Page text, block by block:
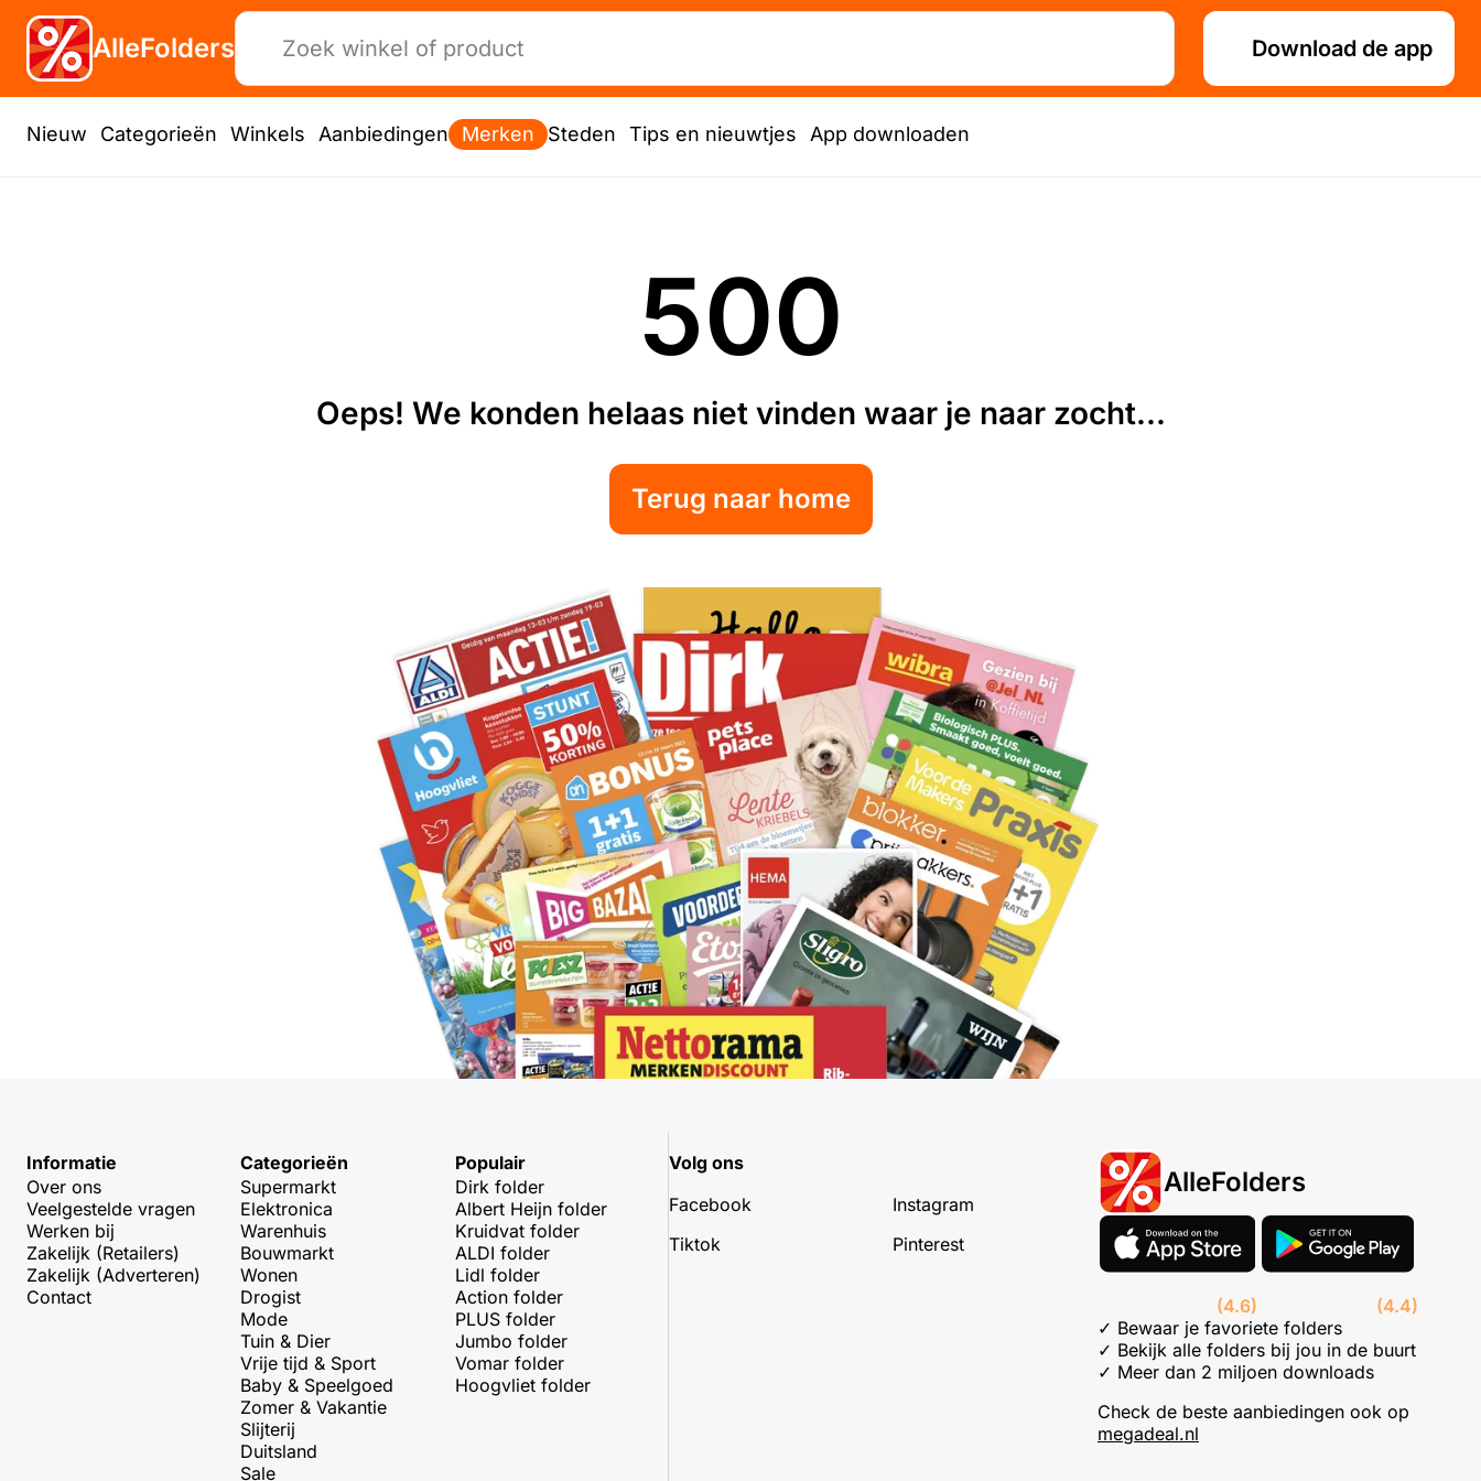
AlleFolders Download de app
Nieuw Categorieën Winkels Aanbiedingen Merken Steden Tips en nieuwtjes App downloaden
500
Oeps! We konden helaas niet vinden waar je naar zocht...
Terug naar home
Informatie
Over ons
Veelgestelde vragen
Werken bij
Zakelijk (Retailers)
Zakelijk (Adverteren)
Contact
Categorieën
Supermarkt
Elektronica
Warenhuis
Bouwmarkt
Wonen
Drogist
Mode
Tuin & Dier
Vrije tijd & Sport
Baby & Speelgoed
Zomer & Vakantie
Slijterij
Duitsland
Sale
Populair
Dirk folder
Albert Heijn folder
Kruidvat folder
ALDI folder
Lidl folder
Action folder
PLUS folder
Jumbo folder
Vomar folder
Hoogvliet folder
Volg ons
Facebook
Instagram
Tiktok
Pinterest
AlleFolders
(4.6)
(4.4)
✓ Bewaar je favoriete folders
✓ Bekijk alle folders bij jou in de buurt
✓ Meer dan 2 miljoen downloads
Check de beste aanbiedingen ook op
megadeal.nl